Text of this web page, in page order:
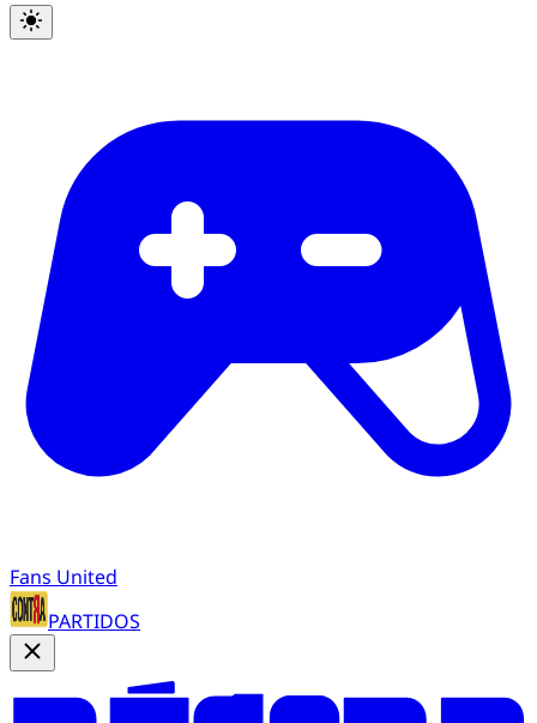
Fans United
PARTIDOS